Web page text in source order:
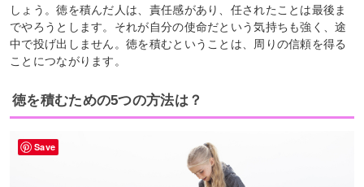
しょう。徳を積んだ人は、責任感があり、任されたことは最後ま
でやろうとします。それが自分の使命だという気持ちも強く、途
中で投げ出しません。徳を積むということは、周りの信頼を得る
ことにつながります。
徳を積むための5つの方法は？
Save